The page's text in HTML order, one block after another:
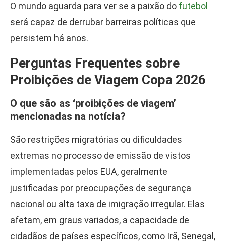
O mundo aguarda para ver se a paixão do futebol
será capaz de derrubar barreiras políticas que
persistem há anos.
Perguntas Frequentes sobre
Proibições de Viagem Copa 2026
O que são as ‘proibições de viagem’
mencionadas na notícia?
São restrições migratórias ou dificuldades
extremas no processo de emissão de vistos
implementadas pelos EUA, geralmente
justificadas por preocupações de segurança
nacional ou alta taxa de imigração irregular. Elas
afetam, em graus variados, a capacidade de
cidadãos de países específicos, como Irã, Senegal,